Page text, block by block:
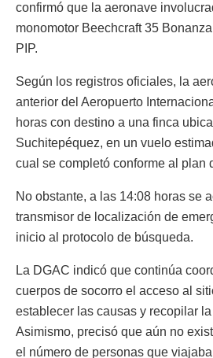
confirmó que la aeronave
monomotor Beechcraft 35
PIP.
Según los registros oficiales, la
anterior del Aeropuerto
horas con destino a una finca
Suchitepéquez, en un vuelo
cual se completó conforme al plan
No obstante, a las 14:08 horas se
transmisor de localización de
inicio al protocolo de búsqueda.
La DGAC indicó que continúa
cuerpos de socorro el acceso al
establecer las causas y recopilar
Asimismo, precisó que aún no
el número de personas que